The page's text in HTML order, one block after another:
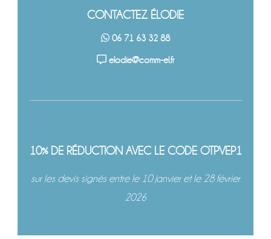
CONTACTEZ ÉLODIE
06 71 63 32 88
elodie@comm-el.fr
10% DE RÉDUCTION AVEC LE CODE OTPVEP1
sur les devis signés entre le 10 janvier et le 28 février
2026